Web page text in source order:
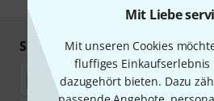
Mit Liebe
Mit unseren Cookies
fluffiges Einkaufserlebnis
dazugehört bieten. Dazu
Sicher einkaufen & bezahlen